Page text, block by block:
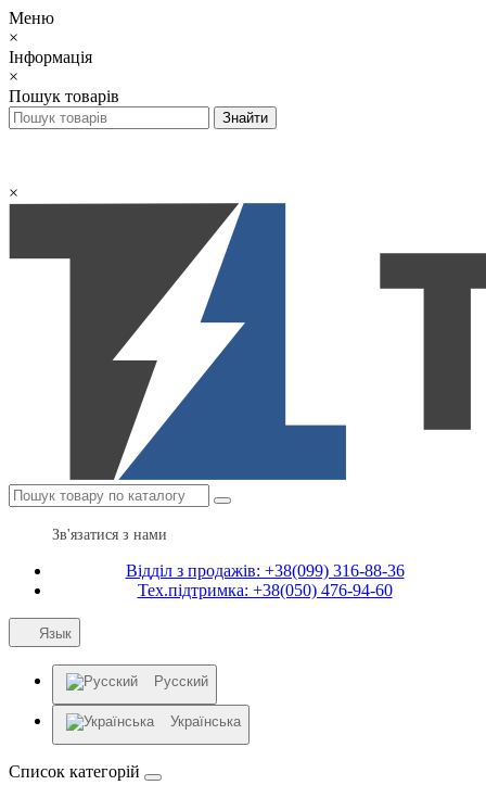
Меню
×
Інформація
×
Пошук товарів
×
Зв'язатися з нами
Відділ з продажів: +38(099) 316-88-36
Тех.підтримка: +38(050) 476-94-60
Язык
Русский
Українська
Список категорій